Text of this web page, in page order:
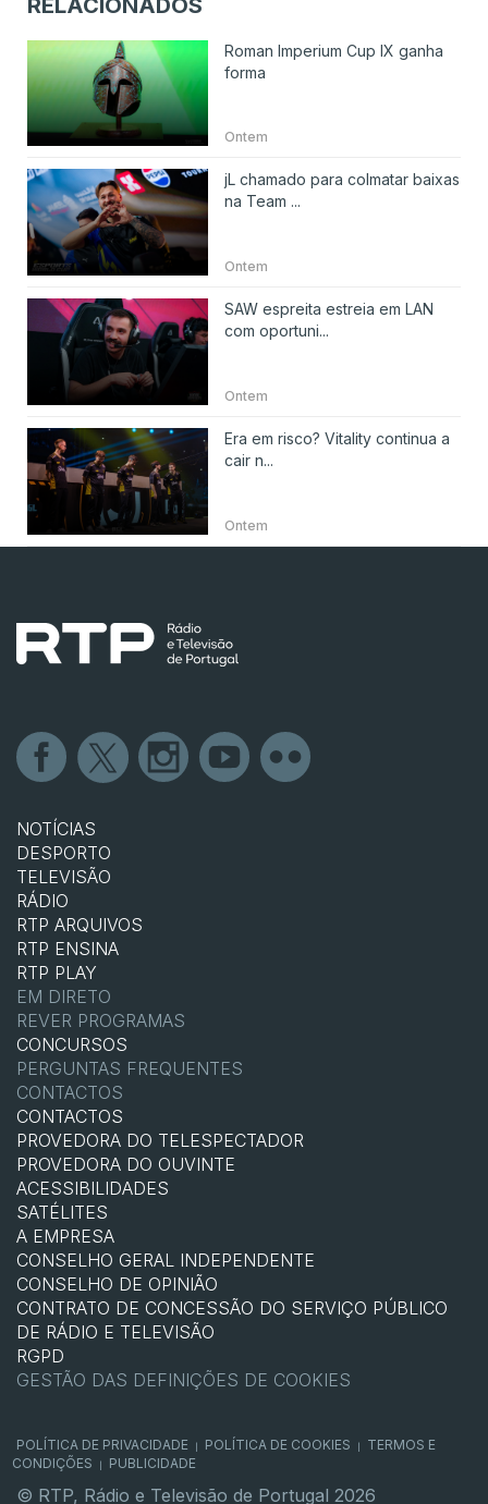
Roman Imperium Cup IX ganha
forma
Ontem
jL chamado para colmatar baixas
na Team ...
Ontem
SAW espreita estreia em LAN
com oportuni...
Ontem
Era em risco? Vitality continua a
cair n...
Ontem
NOTÍCIAS
DESPORTO
TELEVISÃO
RÁDIO
RTP ARQUIVOS
RTP ENSINA
RTP PLAY
EM DIRETO
REVER PROGRAMAS
CONCURSOS
PERGUNTAS FREQUENTES
CONTACTOS
CONTACTOS
PROVEDORA DO TELESPECTADOR
PROVEDORA DO OUVINTE
ACESSIBILIDADES
SATÉLITES
A EMPRESA
CONSELHO GERAL INDEPENDENTE
CONSELHO DE OPINIÃO
CONTRATO DE CONCESSÃO DO SERVIÇO PÚBLICO
DE RÁDIO E TELEVISÃO
RGPD
GESTÃO DAS DEFINIÇÕES DE COOKIES
POLÍTICA DE PRIVACIDADE POLÍTICA DE COOKIES
TERMOS E
CONDIÇÕES
PUBLICIDADE
© RTP, Rádio e Televisão de Portugal 2026